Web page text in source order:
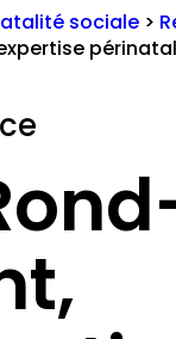
sociale >